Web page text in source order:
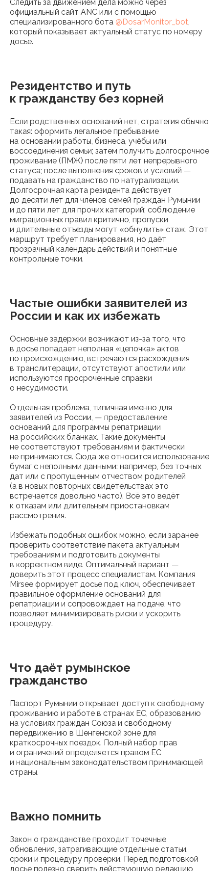
Следить за движением дела можно через
официальный сайт ANC или с помощью
специализированного бота @DosarMonitor_bot
который показывает актуальный статус по номеру
досье.
Резидентство и путь
к гражданству без корней
Если родственных оснований нет, стратегия обычно
такая: оформить легальное пребывание
на основании работы, бизнеса, учёбы или
воссоединения семьи; затем получить долгосрочное
проживание (ПМЖ) после пяти лет непрерывного
статуса; после выполнения сроков и условий —
подавать на гражданство по натурализации.
Долгосрочная карта резидента действует
до десяти лет для членов семей граждан Румынии
и до пяти лет для прочих категорий; соблюдение
миграционных правил критично, пропуски
и длительные отъезды могут «обнулить» стаж. Этот
маршрут требует планирования, но даёт
прозрачный календарь действий и понятные
контрольные точки.
Частые ошибки заявителей из
России и как их избежать
Основные задержки возникают из-за того, что
в досье попадает неполная «цепочка» актов
по происхождению, встречаются расхождения
в транслитерации, отсутствуют апостили или
используются просроченные справки
о несудимости.
Отдельная проблема, типичная именно для
заявителей из России, — предоставление
оснований для программы репатриации
на российских бланках. Такие документы
не соответствуют требованиям и фактически
не принимаются. Сюда же относится использование
бумаг с неполными данными: например, без точных
дат или с пропущенным отчеством родителей
(а в новых повторных свидетельствах это
встречается довольно часто). Всё это ведёт
к отказам или длительным приостановкам
рассмотрения.
Избежать подобных ошибок можно, если заранее
проверить соответствие пакета актуальным
требованиям и подготовить документы
в корректном виде. Оптимальный вариант —
доверить этот процесс специалистам. Компания
Mirsee формирует досье под ключ, обеспечивает
правильное оформление оснований для
репатриации и сопровождает на подаче, что
позволяет минимизировать риски и ускорить
процедуру.
Что даёт румынское
гражданство
Паспорт Румынии открывает доступ к свободному
проживанию и работе в странах ЕС, образованию
на условиях граждан Союза и свободному
передвижению в Шенгенской зоне для
краткосрочных поездок. Полный набор прав
и ограничений определяется правом ЕС
и национальным законодательством принимающей
страны.
Важно помнить
Закон о гражданстве проходит точечные
обновления, затрагивающие отдельные статьи,
сроки и процедуру проверки. Перед подготовкой
досье полезно сверить действующую редакцию